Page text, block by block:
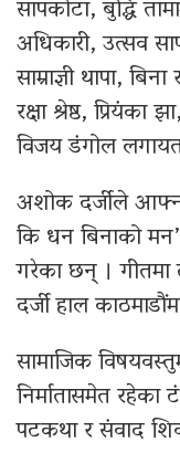
सापकोटा, बुद्धि
अधिकारी, उत्सव
साम्राज्ञी थापा,
रक्षा श्रेष्ठ,
विजय डंगोल
अशोक दर्जीले
कि धन बिनाको
गरेका छन् ।
दर्जी हाल
सामाजिक
निर्मातासमेत
पटकथा र संवाद